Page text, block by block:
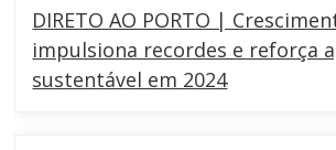
DIRETO AO PORTO |
impulsiona recordes e reforça
sustentável em 2024